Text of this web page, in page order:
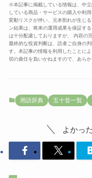
※本記事に掲載している情報は、中
している商品・サービスの購入や利
変動リスクが伴い、元本割れが生じ
ン結果は、将来の運用成果を保証す
は十分配慮しておりますが、 内容の
最終的な投資判断は、読者ご自身の
す。本記事の情報を利用したことに
切の責任を負いかねますので、あらか
用語辞典 五十音一覧
よかっ